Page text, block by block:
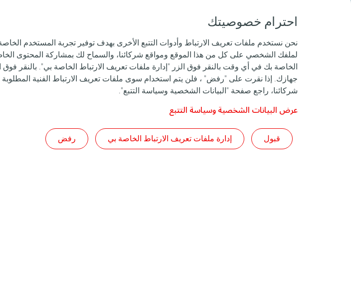
احترام خصوصيتك
نحن نستخدم ملفات تعريف الارتباط وأدوات التتبع الأخرى بهدف توفير تجربة المستخدم
لملفك الشخصي على كل من هذا الموقع ومواقع شركائنا، والسماح لك بمشاركة المحتوى
الخاصة بك في أي وقت بالنقر فوق الزر "إدارة ملفات تعريف الارتباط الخاصة بي". بالنقر
جهازك. إذا نقرت على "رفض" ، فلن يتم استخدام سوى ملفات تعريف الارتباط الفنية
شركائنا، راجع صفحة "البيانات الشخصية وسياسة التتبع".
عرض البيانات الشخصية وسياسة التتبع
قبول إدارة ملفات تعريف الارتباط الخاصة بي رفض